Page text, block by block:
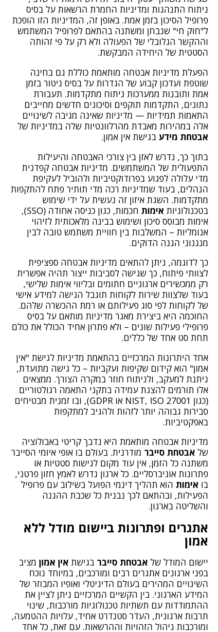
ניתוח התנהגות ומדיניות החמרת הרשאות על בסיס
פרופיל הסיכון בזמן אמת. באופן זה, המדיניות הזו הופכת
ל"חוק חי" שנבחן ומשתנה בהתאם לפרופיל המשתמש
וההקשר הגלובלי של הפעולה ולא רק על פי זהותה
הסטטית של היחידה המבקשת.
הפעלת מדיניות אבטחה מותאמת כוללת גם בחינה
שוטפת ועדכון קבוע של הגדרות על בסיס ניטור בזמן
אמת ותובנות ממערכות ניתוח מתקדמות. תעבורת
נתונים, התקדמות תוקפים וסיכונים חדשים מחייבים
התאמות תמידיות — מדיניות שאינה מגיבה לשינויים
אלה במהירות מאבדת מהרלוונטיות שלה במדיניות של
אבטחת מידע בגישת אין אמון.
בתוך כך, נדרש לאזן בין צורכי האבטחה והיעילות
התפעולית של המשתמשים. מדיניות אבטחה קפדנית
מדי עלולה לפגוע בפרודוקטיביות ולהוביל לעקיפת
הנהלים, בעוד שמדיניות רכה מדי תותיר פתח להתקפות
מתקדמות. השגת איזון זה נעשית על ידי שימוש
בטכנולוגיות אימות
חכמות, כגון כניסה אחודה (SSO),
אימות מבוסס סיכון ושימוש בבינה מלאכותית לזיהוי
אנומליות – המשלבות בין חוויית משתמש טובה לבין
מנגנוני הגנה הדוקים.
כך לדוגמה, ניתן להתאים מדיניות אבטחה ספציפית
לצוותי פיתוח, כך שגישה לסביבות ייצור תהיה אפשרית
רק ממכשירים ארגוניים חתומים ובליווי אימות שלישי,
בעוד שלצוות שירות לקוחות תוגבל הגישה למידע אישי
של לקוחות לפי סוג פעילותם או רמת ההכשרה שלהם.
החוכמה היא ביצירת מאגר מדיניות מותאם על בסיס
פרופילי פעילות שונים – ולא פתרון אחיד הכולל את כולם
תחת סט אחד של כללים.
אחד היתרונות המרכזיים בהתאמת מדיניות לגישת "אין
אמון" הוא קידום שקיפות ועקביות – כל גישה מתועדת,
ניתנת למעקב, ולניתוח חוזר במקרה הצורך. ממצאים
אלו תורמים להצגת עמידה בתקני התאמה רגולטוריים
(כגון NIST, ISO 27001 או GDPR), ובו זמנית מבטיחים
סבירות גבוהה יותר לזהות ולהגיב למתקפות
באפקטיביות.
מדיניות אבטחה מותאמת היא נדבך קריטי באבולוציה
של אבטחת סייבר מודרנית. בעולם בו אופי איומי הסייבר
משתנה כל הזמן, אין עוד מקום לגישות סטטיות או
פתרונות אוניברסליים. כל ארגון נדרש לאמץ חזון פרטני,
בו אימות הוא תהליך דינמי הפועל בשילוב עם פרופיל
הפעילות, ובהתאם לכך נבנית כל שכבת ההגנה
והשליטה בארגון.
אתגרים ופתרונות ביישום מודל ללא
אמון
יישום המודל של אבטחת סייבר בגישת אין אמון מציב
בפני ארגונים אתגרים רבים ומורכבים, במיוחד נוכח
השינויים המהירים בעולם הדיגיטלי ואופיו המבוזר של
המידע הארגוני. בין הקשיים המרכזיים ניתן לציין את
ההתמודדות עם תשתיות טכנולוגיות מורכבות, שינוי
תרבות ארגונית, העדר סטנדרט אחיד, עלויות ההטמעה,
ומורכבות ניהול הזהויות וההרשאות. עם זאת, כל אחד